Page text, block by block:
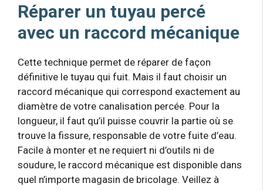
Réparer un tuyau percé
avec un raccord mécanique
Cette technique permet de réparer de façon
définitive le tuyau qui fuit. Mais il faut choisir un
raccord mécanique qui correspond exactement au
diamètre de votre canalisation percée. Pour la
longueur, il faut qu’il puisse couvrir la partie où se
trouve la fissure, responsable de votre fuite d’eau.
Facile à monter et ne requiert ni d’outils ni de
soudure, le raccord mécanique est disponible dans
quel n’importe magasin de bricolage. Veillez à